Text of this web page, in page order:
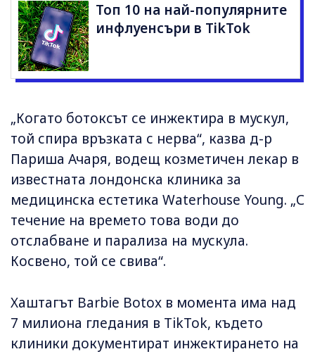
Топ 10 на най-популярните
инфлуенсъри в TikTok
„Когато ботоксът се инжектира в мускул,
той спира връзката с нерва“, казва д-р
Париша Ачаря, водещ козметичен лекар в
известната лондонска клиника за
медицинска естетика Waterhouse Young. „С
течение на времето това води до
отслабване и парализа на мускула.
Косвено, той се свива“.
Хаштагът Barbie Botox в момента има над
7 милиона гледания в TikTok, където
клиники документират инжектирането на